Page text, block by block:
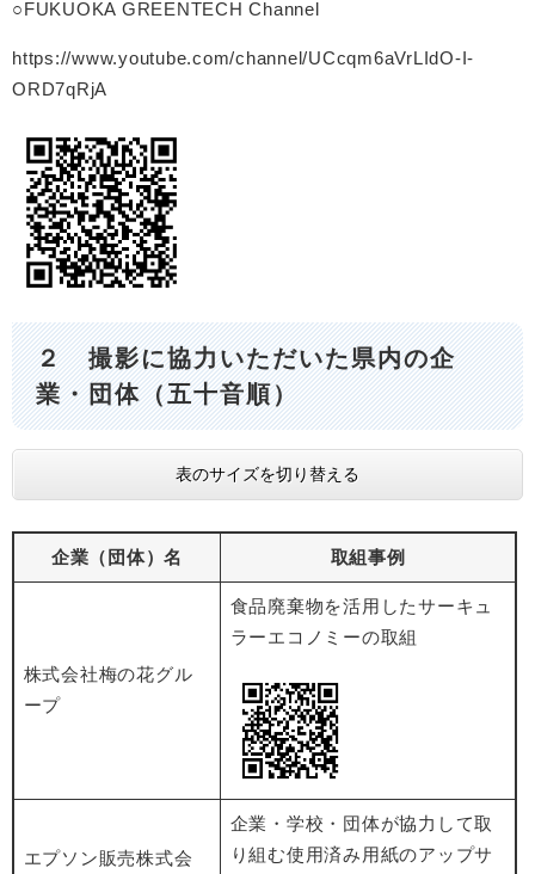
○FUKUOKA GREENTECH Channel
https://www.youtube.com/channel/UCcqm6aVrLIdO-I-
ORD7qRjA
２ 撮影に協力いただいた県内の企
業・団体（五十音順）
表のサイズを切り替える
企業（団体）名 取組事例
株式会社梅の花グル
ープ
食品廃棄物を活用したサーキュ
ラーエコノミーの取組
エプソン販売株式会
企業・学校・団体が協力して取
り組む使用済み用紙のアップサ